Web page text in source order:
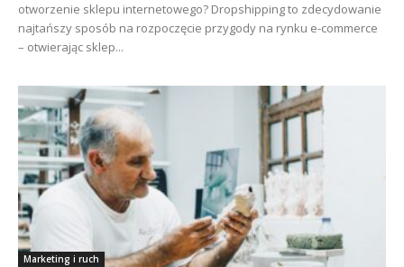
otworzenie sklepu internetowego? Dropshipping to zdecydowanie
najtańszy sposób na rozpoczęcie przygody na rynku e-commerce
– otwierając sklep...
Marketing i ruch